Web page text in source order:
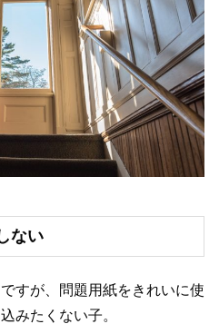
ない
すが、問題用紙をきれいに使
みたくない子。